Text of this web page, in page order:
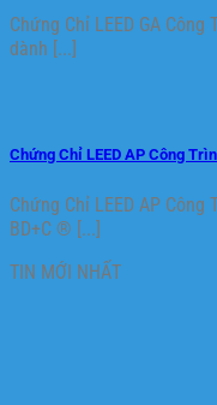
Chứng Chỉ LEED GA
dành [...]
Chứng Chỉ LEED AP Công
Chứng Chỉ LEED AP
BD+C ® [...]
TIN MỚI NHẤT